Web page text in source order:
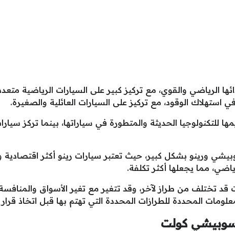
الرياضي والقوي، مع تركيز كبير على السيارات الرياضية
في استهلاك الوقود، مع تركيز على السيارات العائلية والصغيرة.
للتكنولوجيا الحديثة والمتطورة في سياراتها، بينما تركز
ورينو بشكل كبير، حيث تعتبر سيارات رينو أكثر
مما يجعلها أكثر تكلفة.
قد تختلف من طراز لآخر، وقد تتغير مع تغير الأسواق
المحددة للطرازات المحددة التي تهتم بها قبل اتخاذ قرار
كولت